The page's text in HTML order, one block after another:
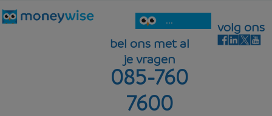
...
bel ons met al
je vragen
085-760
7600
volg ons